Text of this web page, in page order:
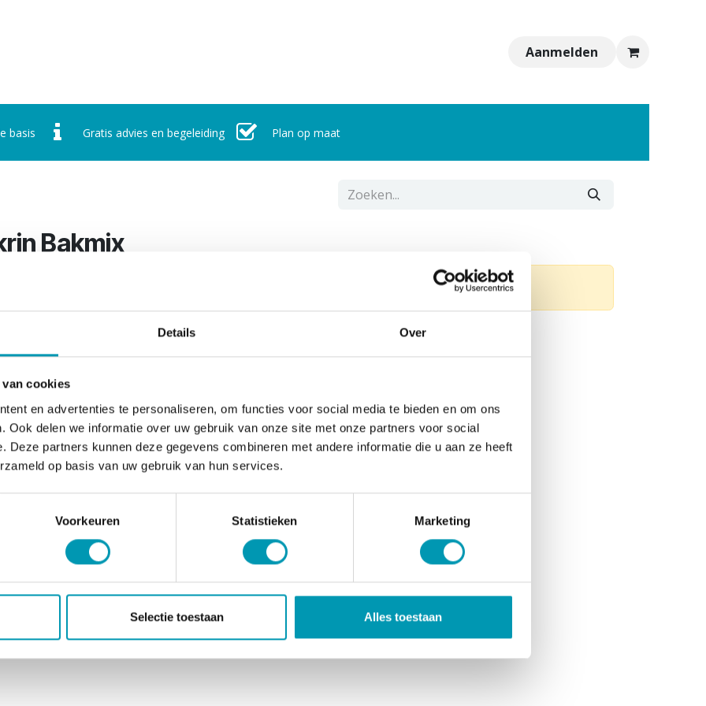
Details Over
cookies
en advertenties te personaliseren, om functies voor social media te bieden en om ons
Ook delen we informatie over uw gebruik van onze site met onze partners voor social
Deze partners kunnen deze gegevens combineren met andere informatie die u aan ze heeft
op basis van uw gebruik van hun services.
Voorkeuren Statistieken Marketing
Selectie toestaan Alles toestaan
Aanmelden
basis Gratis advies en begeleiding Plan op maat
Bakmix